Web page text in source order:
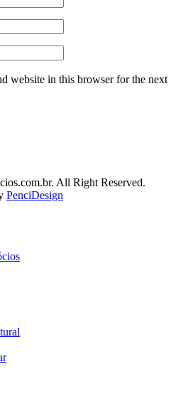
website in this browser for the next
All Right Reserved.
PenciDesign